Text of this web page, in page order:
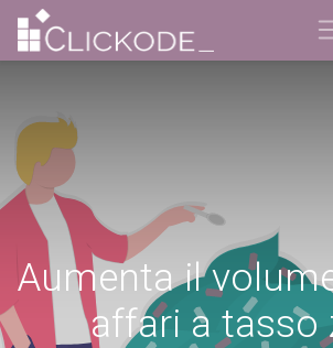
Aumenta il
affari a tasso